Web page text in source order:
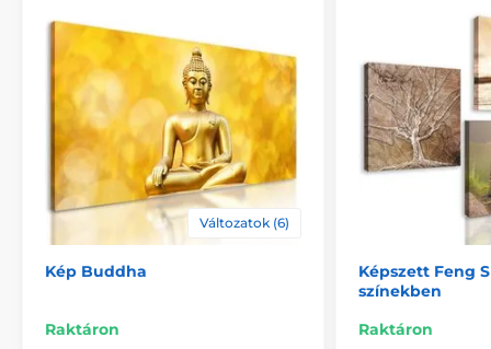
megerősítésére.
Biztonságos csomagolás
Változatok (6)
Kép Buddha
Raktáron
Képszett Feng
színekben
Raktáron